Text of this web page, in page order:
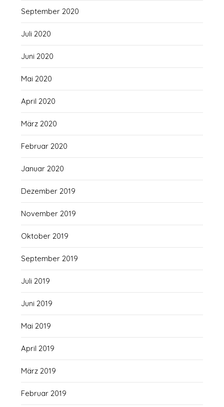
September 2020
Juli 2020
Juni 2020
Mai 2020
April 2020
März 2020
Februar 2020
Januar 2020
Dezember 2019
November 2019
Oktober 2019
September 2019
Juli 2019
Juni 2019
Mai 2019
April 2019
März 2019
Februar 2019